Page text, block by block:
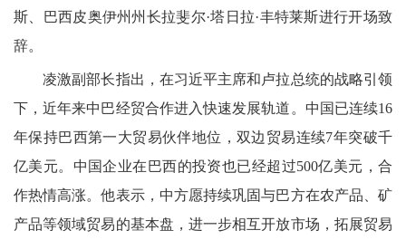
斯、巴西皮奥伊州州长拉斐尔·塔日拉·丰特莱斯进行开场致
辞。
凌激副部长指出，在习近平主席和卢拉总统的战略引领
下，近年来中巴经贸合作进入快速发展轨道。中国已连续16
年保持巴西第一大贸易伙伴地位，双边贸易连续7年突破千
亿美元。中国企业在巴西的投资也已经超过500亿美元，合
作热情高涨。他表示，中方愿持续巩固与巴方在农产品、矿
产品等领域贸易的基本盘，进一步相互开放市场，拓展贸易